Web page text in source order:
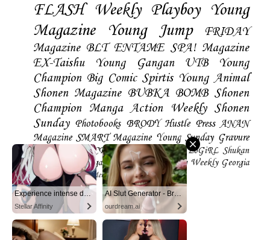
Experience intense desire for girls anytime, anywhere.
Stellar Affinity
AI Slut Generator - Bring your Fantasies to life 🔥
ourdream.ai
FLASH Weekly Playboy Young
Magazine
Young Jump
FRIDAY
Magazine BLT ENTAME SPA! Magazine
EX-Taishu
Young Gangan UTB
Young
Champion Big Comic Spirtis Young Animal
Shonen Magazine BUBKA BOMB Shonen
Champion Manga Action
Weekly Shonen
Sunday Photobooks BRODY Hustle Press ANAN
Magazine SMART Magazine Young Sunday Gravure
The Television CD&DL My Girl Daily LoGiRL Shukan
Taishu
Girls! Magazine Soccer Game King Weekly Georgia
Sunday Magazine Mery Magazine